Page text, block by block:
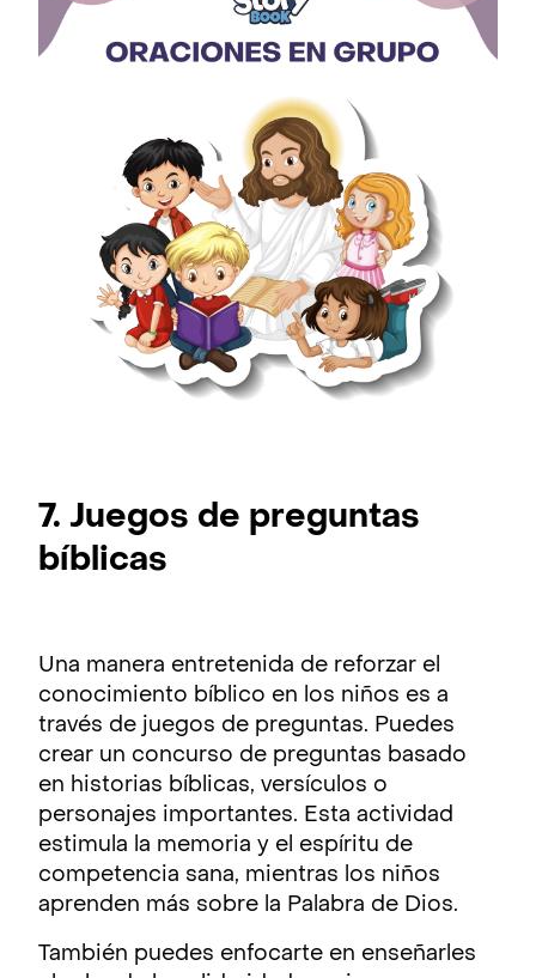
7. Juegos de preguntas
bíblicas
Una manera entretenida de reforzar el
conocimiento bíblico en los niños es a
través de juegos de preguntas. Puedes
crear un concurso de preguntas basado
en historias bíblicas, versículos o
personajes importantes. Esta actividad
estimula la memoria y el espíritu de
competencia sana, mientras los niños
aprenden más sobre la Palabra de Dios.
También puedes enfocarte en enseñarles